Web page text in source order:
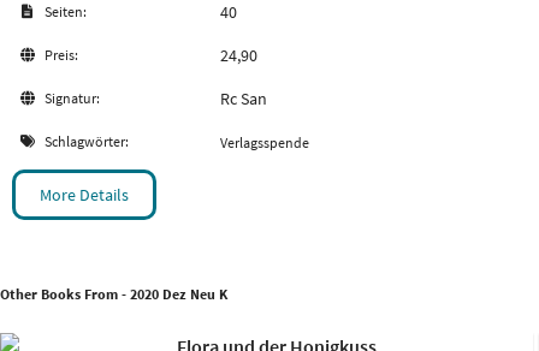
Seiten: 40
Preis: 24,90
Signatur: Rc San
Schlagwörter: Verlagsspende
More Details
Other Books From - 2020 Dez Neu K